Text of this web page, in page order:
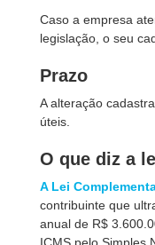
Caso a empresa
legislação, o seu
Prazo
A alteração
úteis.
O que diz a
A Lei
contribuinte que
anual de R$